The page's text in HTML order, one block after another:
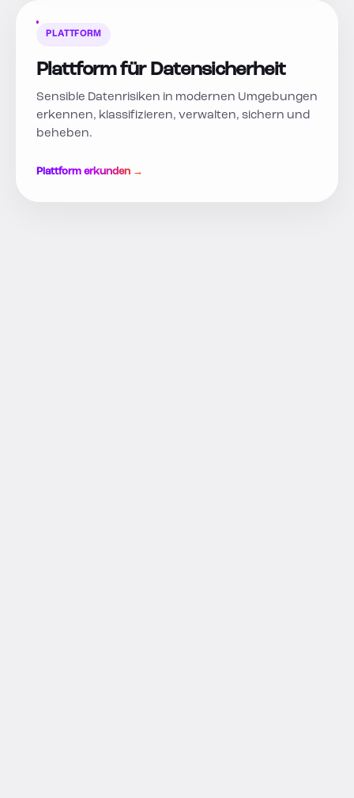
PLATTFORM
Plattform für Datensicherheit
Sensible Datenrisiken in modernen Umgebungen
erkennen, klassifizieren, verwalten, sichern und
beheben.
Plattform erkunden →